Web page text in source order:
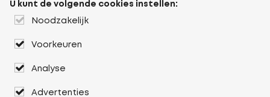
U kunt de volgende cookies instellen:
Noodzakelijk
Voorkeuren
Analyse
Advertenties